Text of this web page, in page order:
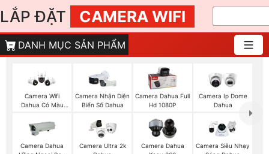
LẮP ĐẶT CAMERA WIFI
DANH MỤC SẢN PHẨM
Camera Wifi
Dahua Có Màu
Camera Nhận Diện
Biển Số Dahua
Camera Dahua Full
Hd 1080P
Camera Ip Dome
Dahua
Camera Dahua
Camera Ultra 2k
Camera Dahua
Camera Siêu Nhạy